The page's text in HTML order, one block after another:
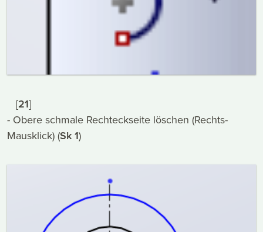
[21]
- Obere schmale Rechteckseite löschen (Rechts-
Mausklick) (Sk 1)